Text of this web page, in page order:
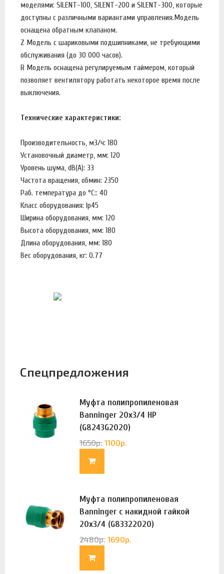
моделями: SILENT-100, SILENT-200 и SILENT-300, которые
доступны с различными вариантами управления.Модель
оснащена обратным клапаном.
Z Модель с шариковыми подшипниками, не требующими
обслуживания (до 30 000 часов).
R Модель оснащена регулируемым таймером, который
позволяет вентилятору работать некоторое время после
выключения.
Технические характеристики:
Производительность, м3/ч: 180
Установочный диаметр, мм: 120
Уровень шума, dB(A): 33
Частота вращения, обмин: 2350
Раб. температура до °С:: 40
Класс оборудования: Ip45
Ширина оборудования, мм: 120
Высота оборудования, мм: 180
Длина оборудования, мм: 180
Вес оборудования, кг: 0.77
Спецпредложения
Муфта полипропиленовая
Banninger 20х3/4 НР
(G8243G2020)
1650р. 1100р.
Муфта полипропиленовая
Banninger с накидной гайкой
20х3/4 (G83322020)
2480р. 1690р.